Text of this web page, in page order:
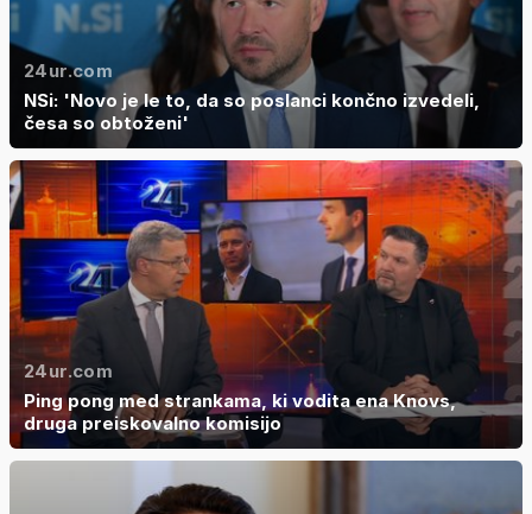
24ur.com
NSi: 'Novo je le to, da so poslanci končno izvedeli,
česa so obtoženi'
24ur.com
Ping pong med strankama, ki vodita ena Knovs,
druga preiskovalno komisijo